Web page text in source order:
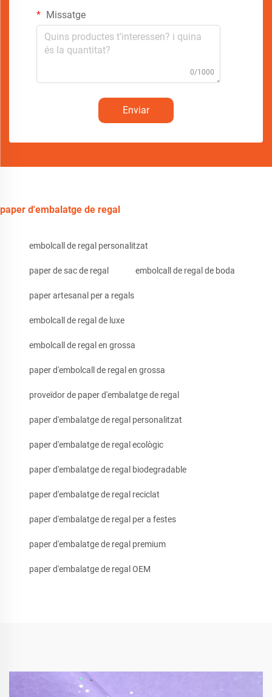
Missatge
0/1000
Enviar
paper d'embalatge de regal
embolcall de regal personalitzat
paper de sac de regal embolcall de regal de boda
paper artesanal per a regals
embolcall de regal de luxe
embolcall de regal en grossa
paper d'embolcall de regal en grossa
proveïdor de paper d'embalatge de regal
paper d'embalatge de regal personalitzat
paper d'embalatge de regal ecològic
paper d'embalatge de regal biodegradable
paper d'embalatge de regal reciclat
paper d'embalatge de regal per a festes
paper d'embalatge de regal premium
paper d'embalatge de regal OEM